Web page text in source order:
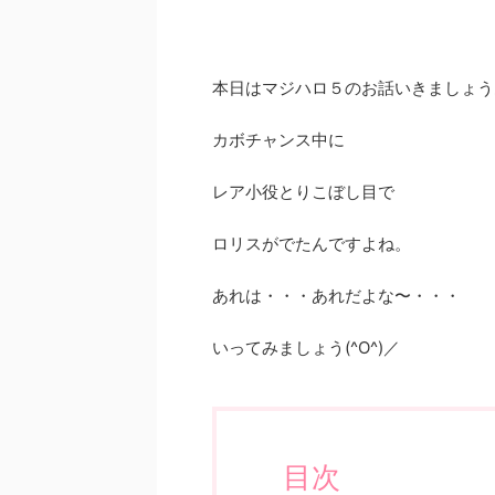
本日はマジハロ５のお話いきましょう
カボチャンス中に
レア小役とりこぼし目で
ロリスがでたんですよね。
あれは・・・あれだよな〜・・・
いってみましょう(^O^)／
目次